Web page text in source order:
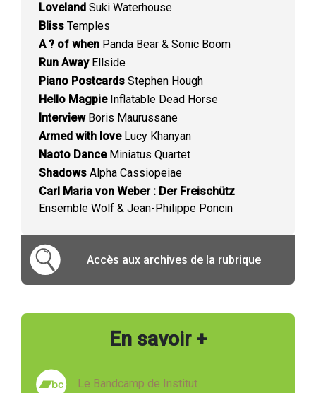
Loveland Suki Waterhouse
Bliss Temples
A ? of when Panda Bear & Sonic Boom
Run AwayEllside
Piano Postcards Stephen Hough
Hello MagpieInflatable Dead Horse
InterviewBoris Maurussane
Armed with loveLucy Khanyan
Naoto DanceMiniatus Quartet
Shadows Alpha Cassiopeiae
Carl Maria von Weber : Der Freischütz
Ensemble Wolf & Jean-Philippe Poncin
Accès aux archives de la rubrique
En savoir +
Le Bandcamp de Institut